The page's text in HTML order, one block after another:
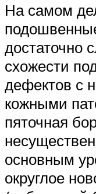
На самом
достаточно
схожести
дефектов с
кожными
пяточная
основным
округлое